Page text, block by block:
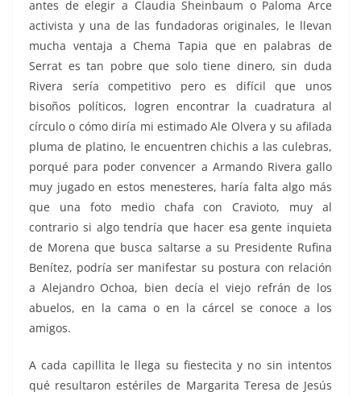
antes de elegir a Claudia Sheinbaum o Paloma Arce
activista y una de las fundadoras originales, le llevan
mucha ventaja a Chema Tapia que en palabras de
Serrat es tan pobre que solo tiene dinero, sin duda
Rivera sería competitivo pero es difícil que unos
bisoños políticos, logren encontrar la cuadratura al
círculo o cómo diría mi estimado Ale Olvera y su afilada
pluma de platino, le encuentren chichis a las culebras,
porqué para poder convencer a Armando Rivera gallo
muy jugado en estos menesteres, haría falta algo más
que una foto medio chafa con Cravioto, muy al
contrario si algo tendría que hacer esa gente inquieta
de Morena que busca saltarse a su Presidente Rufina
Benítez, podría ser manifestar su postura con relación
a Alejandro Ochoa, bien decía el viejo refrán de los
abuelos, en la cama o en la cárcel se conoce a los
amigos.
A cada capillita le llega su fiestecita y no sin intentos
qué resultaron estériles de Margarita Teresa de Jesús